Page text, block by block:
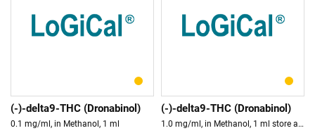
(-)-delta9-THC (Dronabinol)
0.1 mg/ml, in Methanol, 1 ml
(-)-delta9-THC (Dronabinol)
1.0 mg/ml, in Methanol, 1 ml store at 5°C